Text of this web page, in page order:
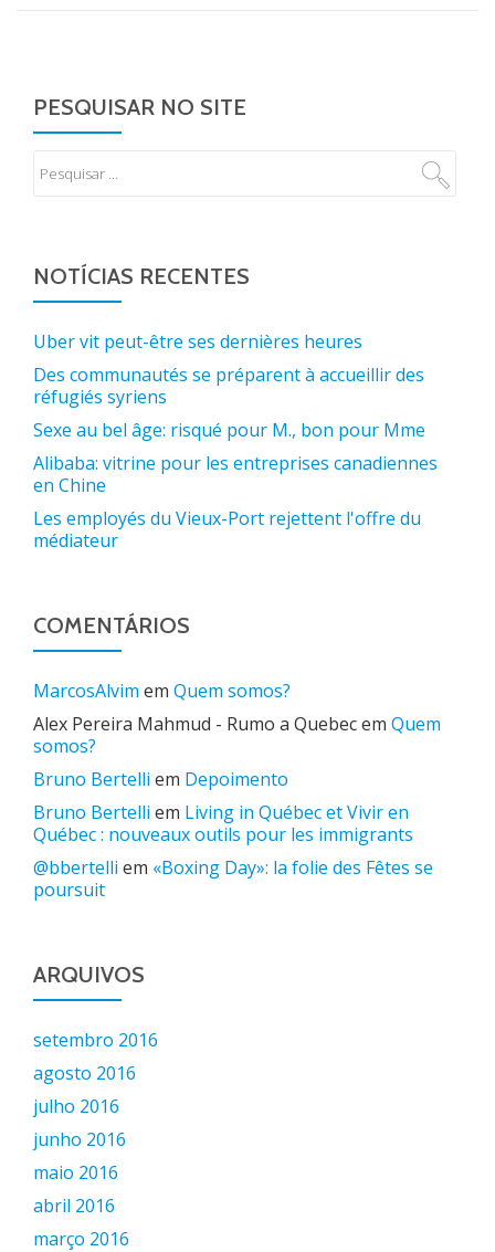
PESQUISAR NO SITE
NOTÍCIAS RECENTES
Uber vit peut-être ses dernières heures
Des communautés se préparent à accueillir des
réfugiés syriens
Sexe au bel âge: risqué pour M., bon pour Mme
Alibaba: vitrine pour les entreprises canadiennes
en Chine
Les employés du Vieux-Port rejettent l'offre du
médiateur
COMENTÁRIOS
MarcosAlvim em Quem somos?
Alex Pereira Mahmud - Rumo a Quebecem Quem
somos?
Bruno Bertelli em Depoimento
Bruno Bertelli em Living in Québec et Vivir en
Québec : nouveaux outils pour les immigrants
@bbertelli em «Boxing Day»: la folie des Fêtes se
poursuit
ARQUIVOS
setembro 2016
agosto 2016
julho 2016
junho 2016
maio 2016
abril 2016
março 2016